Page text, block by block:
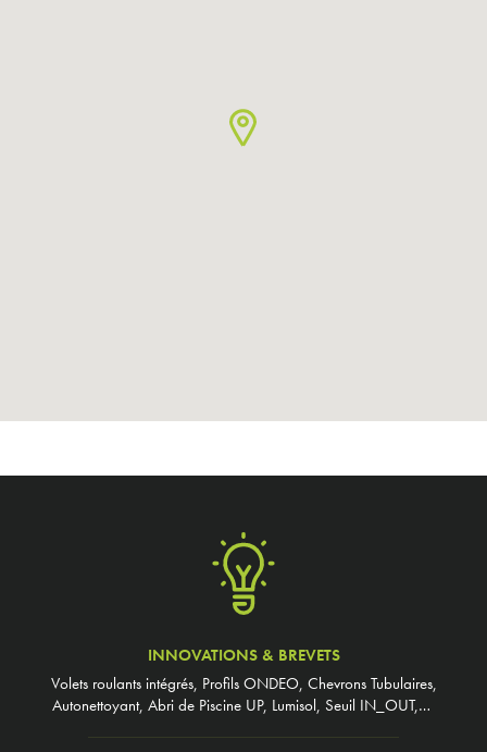
INNOVATIONS & BREVETS
Volets roulants intégrés, Profils ONDEO, Chevrons Tubulaires,
Autonettoyant, Abri de Piscine UP, Lumisol, Seuil IN_OUT,…